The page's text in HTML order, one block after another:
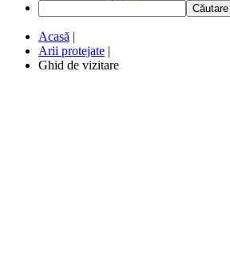
Căutare
Acasă |
Arii protejate |
Ghid de vizitare